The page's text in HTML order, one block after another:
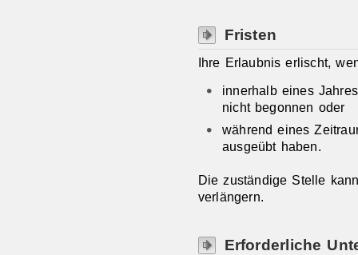
Fristen
Ihre Erlaubnis erlischt,
innerhalb eines
nicht begonnen oder
während eines
ausgeübt haben.
Die zuständige Stelle
verlängern.
Erforderliche